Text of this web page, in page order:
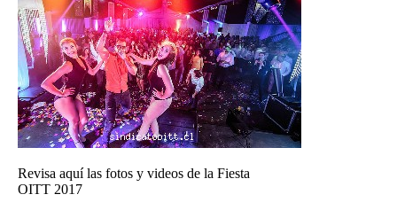
Revisa aquí las fotos y videos de la Fiesta
OITT 2017